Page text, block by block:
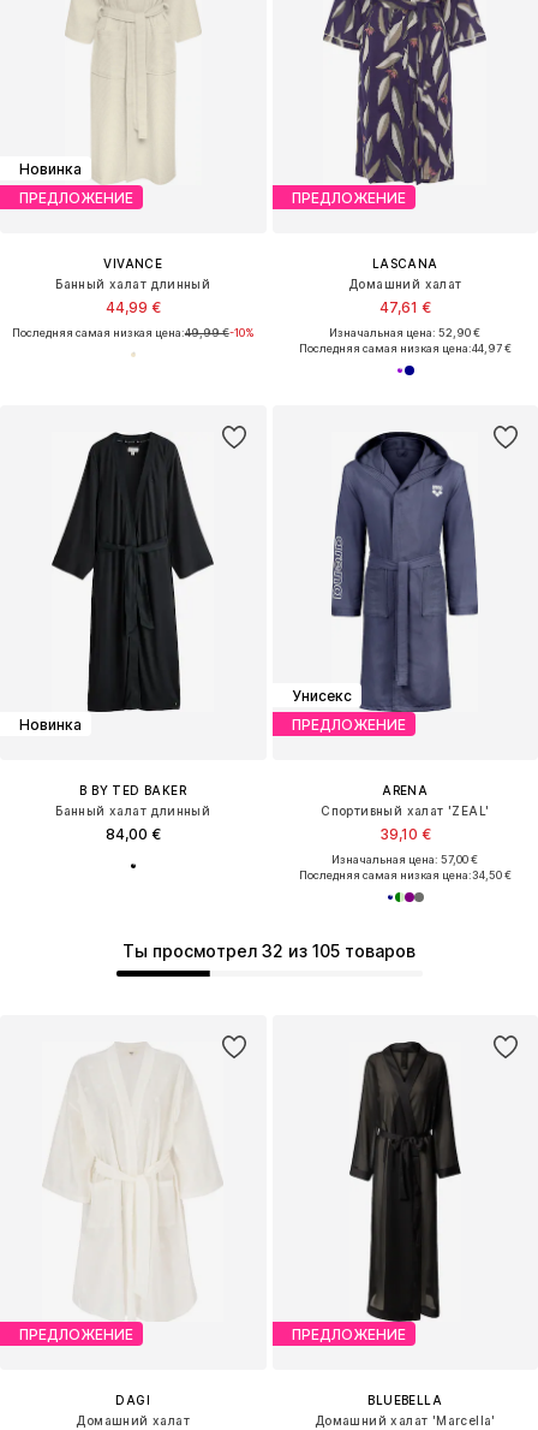
Новинка
ПРЕДЛОЖЕНИЕ
VIVANCE
Банный халат длинный
44,99 €
Последняя самая низкая цена:49,99 €-10%
ПРЕДЛОЖЕНИЕ
LASCANA
Домашний халат
47,61 €
Изначальная цена: 52,90 €
Последняя самая низкая цена:44,97 €
Новинка
B BY TED BAKER
Банный халат длинный
84,00 €
Унисекс
ПРЕДЛОЖЕНИЕ
ARENA
Спортивный халат 'ZEAL'
39,10 €
Изначальная цена: 57,00 €
Последняя самая низкая цена:34,50 €
ПРЕДЛОЖЕНИЕ
DAGI
Домашний халат
ПРЕДЛОЖЕНИЕ
BLUEBELLA
Домашний халат 'Marcella'
Ты просмотрел 32 из 105 товаров